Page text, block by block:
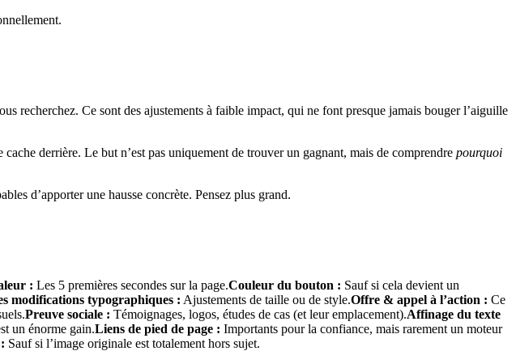
recherchez. Ce sont des ajustements à faible impact, qui ne font presque jamais bouger l’aiguille
derrière. Le but n’est pas uniquement de trouver un gagnant, mais de comprendre pourquoi
d’apporter une hausse concrète. Pensez plus grand.
: Les 5 premières secondes sur la page.Couleur du bouton : Sauf si cela devient un
modifications typographiques : Ajustements de taille ou de style.Offre & appel à l’action : Ce
Preuve sociale : Témoignages, logos, études de cas (et leur emplacement).Affinage du texte
un énorme gain.Liens de pied de page : Importants pour la confiance, mais rarement un moteur
Sauf si l’image originale est totalement hors sujet.